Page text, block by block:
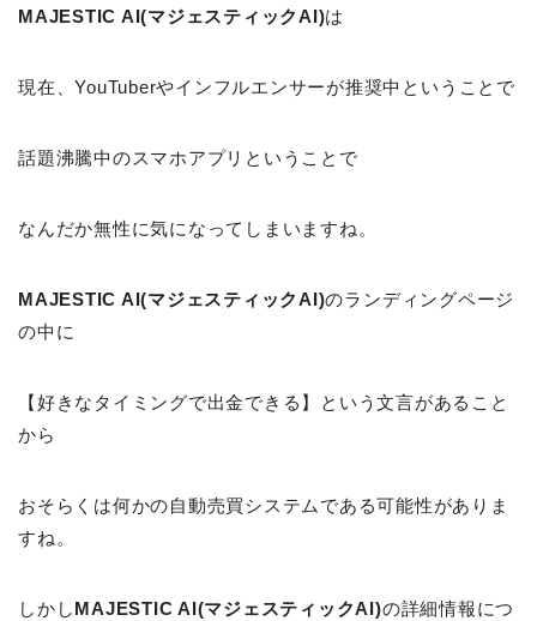
MAJESTIC AI(マジェスティックAI)は
現在、YouTuberやインフルエンサーが推奨中ということで
話題沸騰中のスマホアプリということで
なんだか無性に気になってしまいますね。
MAJESTIC AI(マジェスティックAI)のランディングページ
の中に
【好きなタイミングで出金できる】という文言があること
から
おそらくは何かの自動売買システムである可能性がありま
すね。
しかしMAJESTIC AI(マジェスティックAI)の詳細情報につ